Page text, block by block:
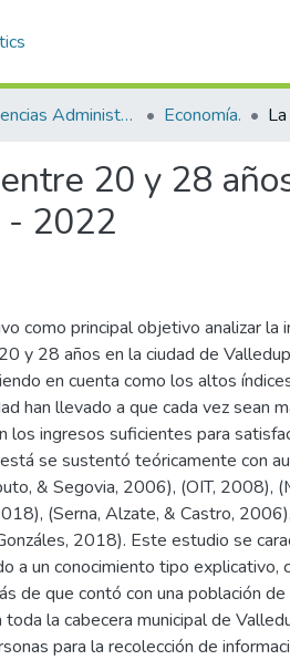
Facultad Ciencias Administrativas Contables y Económicas – Face Economía.
20 y 28
- 2022
como principal objetivo analizar la
y 28 años en la ciudad de
en cuenta como los altos
han llevado a que cada vez sean
los ingresos suficientes para
se sustentó teóricamente con
& Segovia, 2006), (OIT, 2008),
(Serna, Alzate, & Castro,
2018). Este estudio se
a un conocimiento tipo explicativo,
de que contó con una población
la cabecera municipal de
para la recolección de